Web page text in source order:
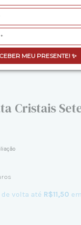
MEU PRESENTE! ✨
Cristais
de volta até R$11,50